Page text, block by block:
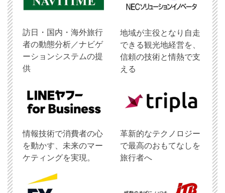
訪日・国内・海外旅行
者の動態分析／ナビゲ
ーションシステムの提
供
地域が主役となり自走
できる観光地経営を、
信頼の技術と情熱で支
える
情報技術で消費者の心
を動かす、未来のマー
ケティングを実現。
革新的なテクノロジー
で最高のおもてなしを
旅行者へ